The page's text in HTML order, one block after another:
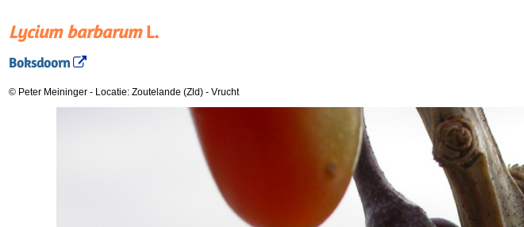
Lycium barbarumL.
Boksdoorn
© Peter Meininger - Locatie: Zoutelande (Zld) - Vrucht